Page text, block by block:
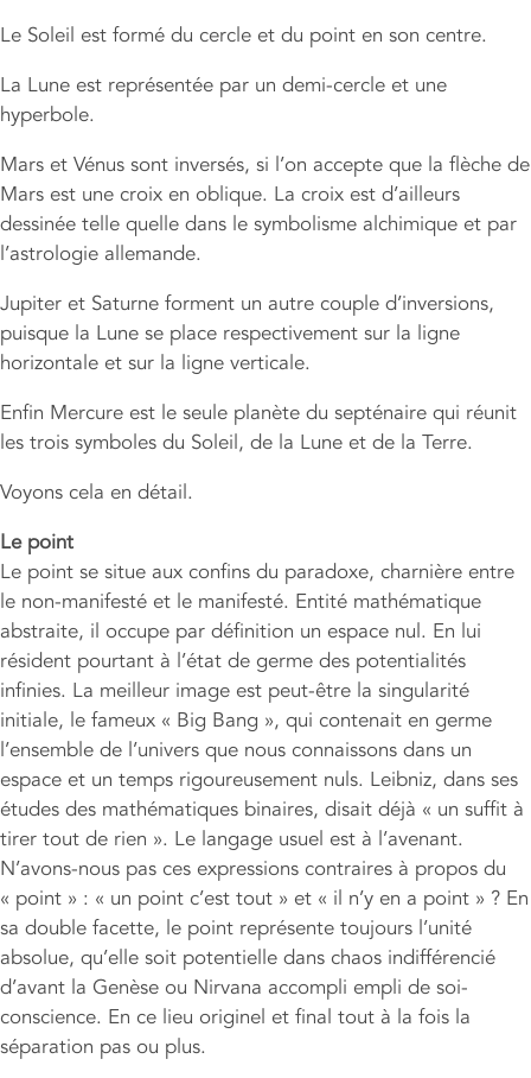
Le Soleil est formé du cercle et du point en son centre.
La Lune est représentée par un demi-cercle et une
hyperbole.
Mars et Vénus sont inversés, si l’on accepte que la flèche de
Mars est une croix en oblique. La croix est d’ailleurs
dessinée telle quelle dans le symbolisme alchimique et par
l’astrologie allemande.
Jupiter et Saturne forment un autre couple d’inversions,
puisque la Lune se place respectivement sur la ligne
horizontale et sur la ligne verticale.
Enfin Mercure est le seule planète du septénaire qui réunit
les trois symboles du Soleil, de la Lune et de la Terre.
Voyons cela en détail.
Le point
Le point se situe aux confins du paradoxe, charnière entre
le non-manifesté et le manifesté. Entité mathématique
abstraite, il occupe par définition un espace nul. En lui
résident pourtant à l’état de germe des potentialités
infinies. La meilleur image est peut-être la singularité
initiale, le fameux « Big Bang », qui contenait en germe
l’ensemble de l’univers que nous connaissons dans un
espace et un temps rigoureusement nuls. Leibniz, dans ses
études des mathématiques binaires, disait déjà « un suffit à
tirer tout de rien ». Le langage usuel est à l’avenant.
N’avons-nous pas ces expressions contraires à propos du
« point » : « un point c’est tout » et « il n’y en a point » ? En
sa double facette, le point représente toujours l’unité
absolue, qu’elle soit potentielle dans chaos indifférencié
d’avant la Genèse ou Nirvana accompli empli de soi-
conscience. En ce lieu originel et final tout à la fois la
séparation pas ou plus.